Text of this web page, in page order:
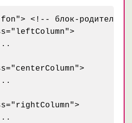
<!-- блок-родитель